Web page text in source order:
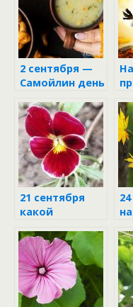
2 сентября —
Самойлин день
21 сентября
какой